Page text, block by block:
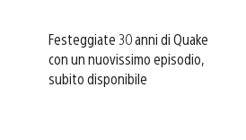
Festeggiate 30 anni di Quake
con un nuovissimo episodio,
subito disponibile